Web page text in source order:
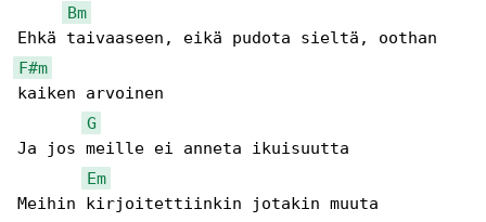
Bm
F#m
kaiken arvoinen
G
Ja jos meille ei anneta ikuisuutta
Em
Meihin kirjoitettiinkin jotakin muuta